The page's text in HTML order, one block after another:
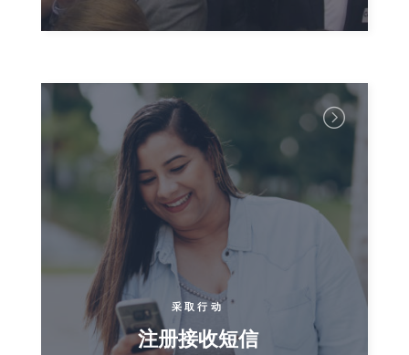
采取行动
注册接收短信